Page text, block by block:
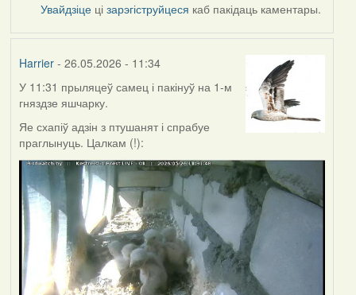
Увайдзіце цізарэгіструйцеся каб пакідаць каментары.
Harrier- 26.05.2026 - 11:34
У 11:31 прыляцеў самец і пакінуў на 1-м
гняздзе яшчарку.
Яе схапіў адзін з птушанят і спрабуе
праглынуць. Цалкам (!):